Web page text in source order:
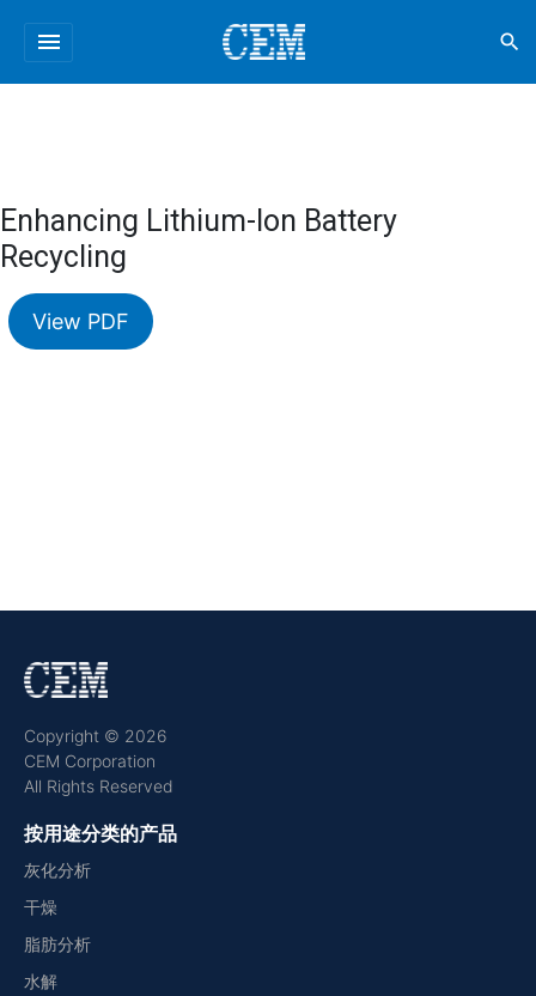
menu search
Enhancing Lithium-Ion Battery
Recycling
View PDF
Copyright © 2026
CEM Corporation
All Rights Reserved
按用途分类的产品
灰化分析
干燥
脂肪分析
水解